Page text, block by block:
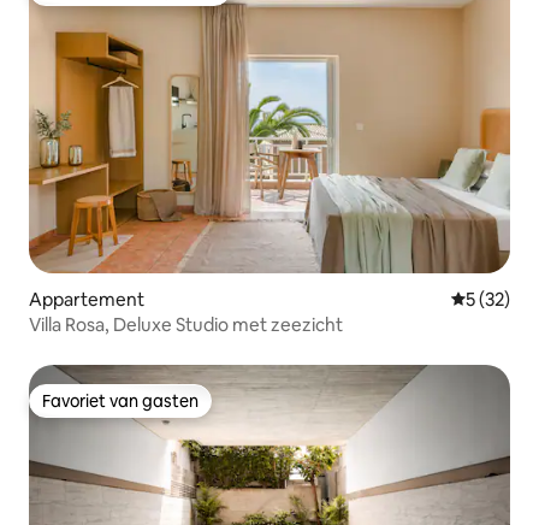
Appartement
5 (32)
Villa Rosa, Deluxe Studio met zeezicht
Favoriet van gasten
Favoriet van gasten